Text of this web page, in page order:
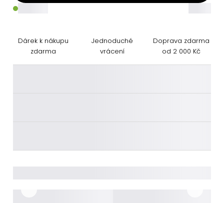
Dárek k nákupu
zdarma
Jednoduché
vrácení
Doprava zdarma
od 2 000 Kč